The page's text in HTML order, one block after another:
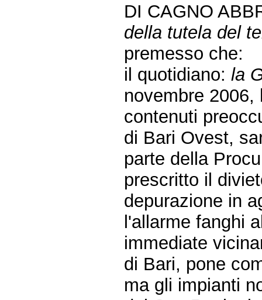
DI CAGNO
della tutela del
premesso che:
il quotidiano:la
novembre
contenuti
di Bari Ovest,
parte della
prescritto il
depurazione in
l'allarme fanghi
immediate
di Bari, pone
ma gli impianti